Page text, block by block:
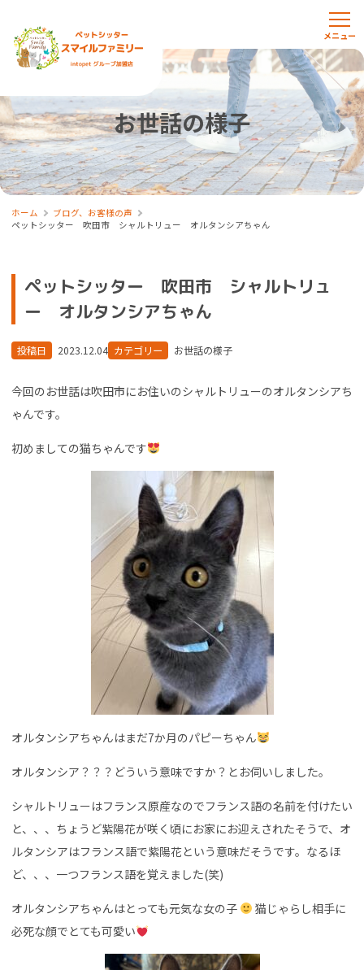
お世話の様子
ホーム
ブログ、お客様の声
ペットシッター 吹田市 シャルトリュー オルタンシアちゃん
ペットシッター 吹田市 シャルトリュ
ー オルタンシアちゃん
投稿日 2023.12.04 カテゴリー お世話の様子
今回のお世話は吹田市にお住いのシャルトリューのオルタンシアち
ゃんです。
初めましての猫ちゃんです
オルタンシアちゃんはまだ7か月のパピーちゃん
オルタンシア？？？どういう意味ですか？とお伺いしました。
シャルトリューはフランス原産なのでフランス語の名前を付けたい
と、、、ちょうど紫陽花が咲く頃にお家にお迎えされたそうで、オ
ルタンシアはフランス語で紫陽花という意味だそうです。なるほ
ど、、、一つフランス語を覚えました(笑)
オルタンシアちゃんはとっても元気な女の子
猫じゃらし相手に
必死な顔でとても可愛い